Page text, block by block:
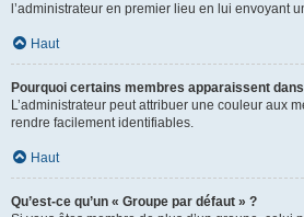
l’administrateur en premier lieu en lui envoyant
Haut
Pourquoi certains membres apparaissent
L’administrateur peut attribuer une couleur aux
rendre facilement identifiables.
Haut
Qu’est-ce qu’un « Groupe par défaut » ?